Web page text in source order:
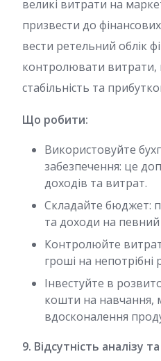
великі витрати на
призвести до
вести ретельний облік
контролювати витрати,
стабільність та
Що робити:
Використовуйте
забезпечення: це
доходів та витрат.
Складайте бюджет:
та доходи на певний
Контролюйте
гроші на непотрібні
Інвестуйте в
кошти на навчання,
вдосконалення
9. Відсутність аналізу